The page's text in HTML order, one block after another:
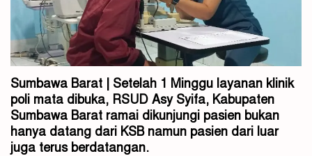
Sumbawa Barat | Setelah 1 Minggu layanan klinik
poli mata dibuka, RSUD Asy Syifa, Kabupaten
Sumbawa Barat ramai dikunjungi pasien bukan
hanya datang dari KSB namun pasien dari luar
juga terus berdatangan.